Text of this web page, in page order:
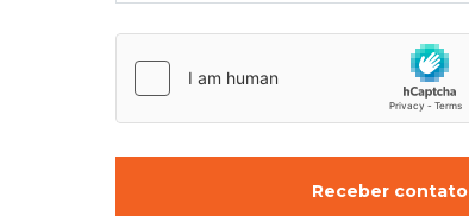
Receber contato